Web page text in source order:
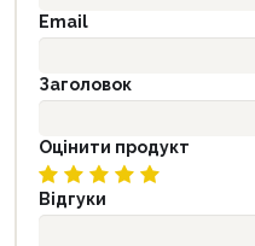
Email
Заголовок
Оцінити продукт
Відгуки